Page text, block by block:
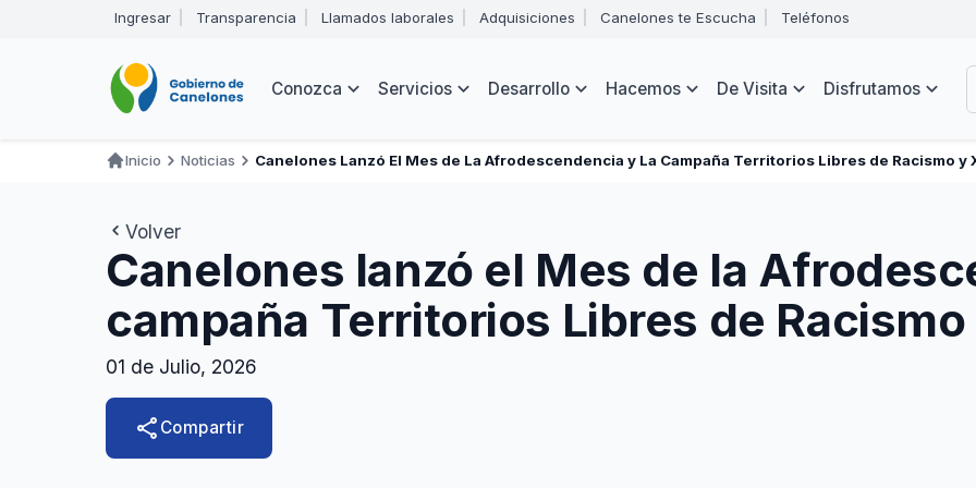
de
Abrir
menú
navegación
Ingresar Transparencia Llamados laborales Adquisiciones Canelones te Escucha Teléfonos
Navegación
Conozca Servicios Desarrollo Hacemos De Visita Disfrutamos
navegación
Inicio Noticias Canelones Lanzó El Mes de La Afrodescendencia y La Campaña Territorios Libres de Racismo y
Volver
Canelones lanzó el Mes de la
campaña Territorios Libres de
01 de Julio, 2026
share Compartir